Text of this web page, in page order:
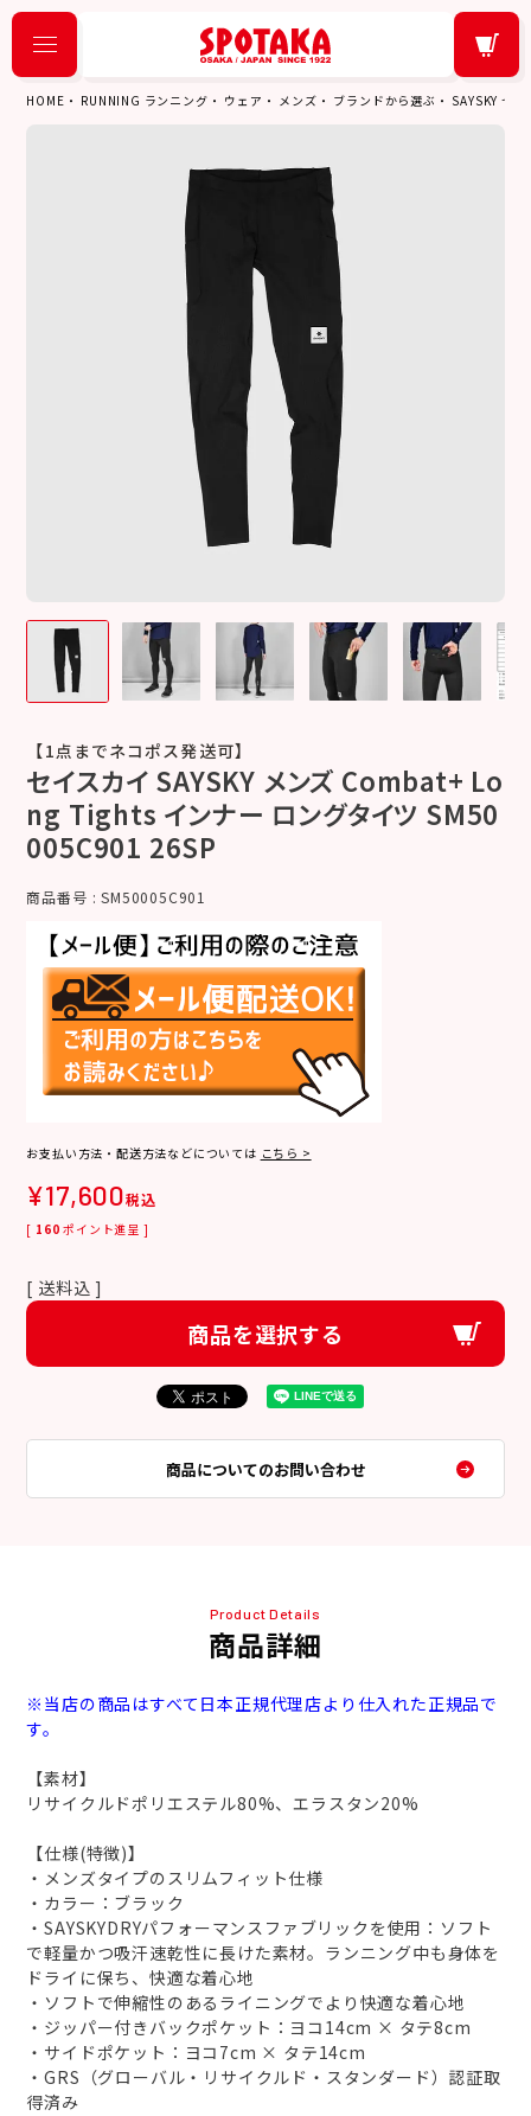
HOME RUNNING ランニング ウェア メンズ ブランドから選ぶ SAYSKY セ
【1点までネコポス発送可】
セイスカイ SAYSKY メンズ Combat+ Lo
ng Tights インナー ロングタイツ SM50
005C901 26SP
商品番号 SM50005C901
お支払い方法・配送方法などについては こちら >
¥17,600税込
[ 160 ポイント進呈 ]
送料込
商品を選択する
商品についてのお問い合わせ
Product Details
商品詳細
※当店の商品はすべて日本正規代理店より仕入れた正規品で
す。
【素材】
リサイクルドポリエステル80%、エラスタン20%
【仕様(特徴)】
・メンズタイプのスリムフィット仕様
・カラー：ブラック
・SAYSKYDRYパフォーマンスファブリックを使用：ソフト
で軽量かつ吸汗速乾性に長けた素材。ランニング中も身体を
ドライに保ち、快適な着心地
・ソフトで伸縮性のあるライニングでより快適な着心地
・ジッパー付きバックポケット：ヨコ14cm × タテ8cm
・サイドポケット：ヨコ7cm × タテ14cm
・GRS（グローバル・リサイクルド・スタンダード）認証取
得済み